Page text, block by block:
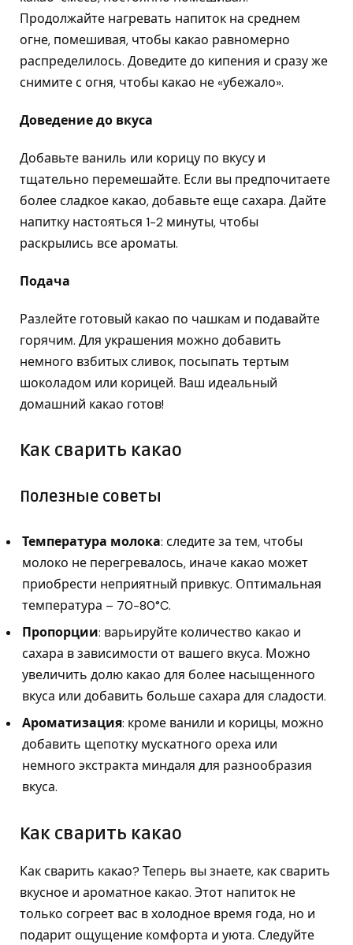
Продолжайте нагревать напиток на среднем
огне, помешивая, чтобы какао равномерно
распределилось. Доведите до кипения и сразу же
снимите с огня, чтобы какао не «убежало».
Доведение до вкуса
Добавьте ваниль или корицу по вкусу и
тщательно перемешайте. Если вы предпочитаете
более сладкое какао, добавьте еще сахара. Дайте
напитку настояться 1-2 минуты, чтобы
раскрылись все ароматы.
Подача
Разлейте готовый какао по чашкам и подавайте
горячим. Для украшения можно добавить
немного взбитых сливок, посыпать тертым
шоколадом или корицей. Ваш идеальный
домашний какао готов!
Как сварить какао
Полезные советы
Температура молока: следите за тем, чтобы
молоко не перегревалось, иначе какао может
приобрести неприятный привкус. Оптимальная
температура – 70-80°C.
Пропорции: варьируйте количество какао и
сахара в зависимости от вашего вкуса. Можно
увеличить долю какао для более насыщенного
вкуса или добавить больше сахара для сладости.
Ароматизация: кроме ванили и корицы, можно
добавить щепотку мускатного ореха или
немного экстракта миндаля для разнообразия
вкуса.
Как сварить какао
Как сварить какао? Теперь вы знаете, как сварить
вкусное и ароматное какао. Этот напиток не
только согреет вас в холодное время года, но и
подарит ощущение комфорта и уюта. Следуйте